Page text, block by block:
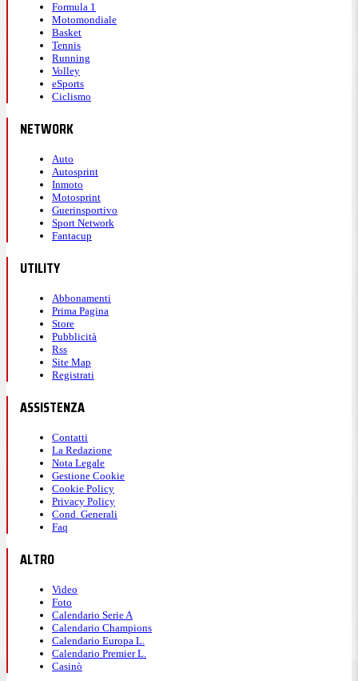
Formula 1
Motomondiale
Basket
Tennis
Running
Volley
eSports
Ciclismo
NETWORK
Auto
Autosprint
Inmoto
Motosprint
Guerinsportivo
Sport Network
Fantacup
UTILITY
Abbonamenti
Prima Pagina
Store
Pubblicità
Rss
Site Map
Registrati
ASSISTENZA
Contatti
La Redazione
Nota Legale
Gestione Cookie
Cookie Policy
Privacy Policy
Cond. Generali
Faq
ALTRO
Video
Foto
Calendario Serie A
Calendario Champions
Calendario Europa L.
Calendario Premier L.
Casinò